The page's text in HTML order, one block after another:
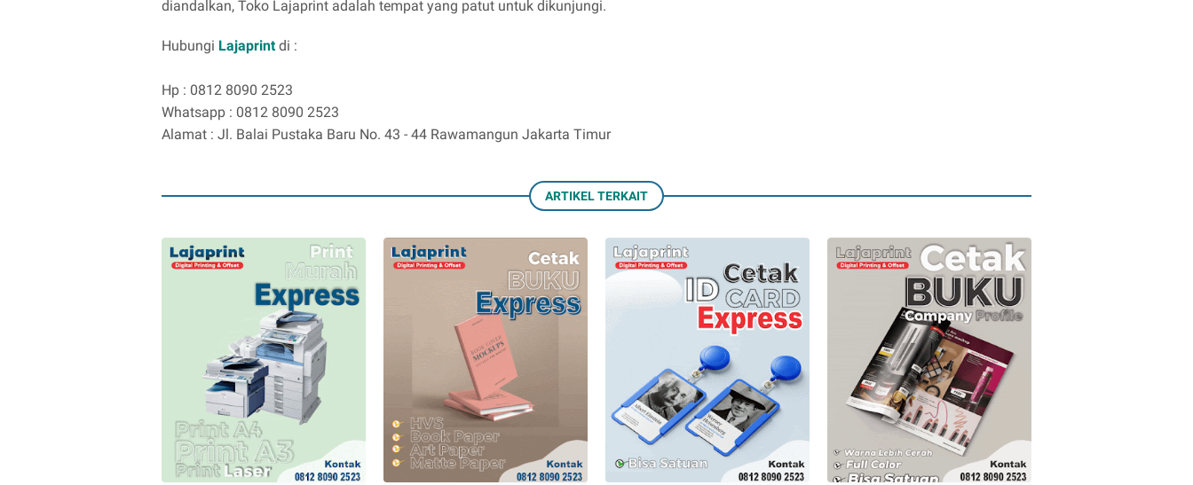
diandalkan, Toko Lajaprint adalah tempat yang patut untuk dikunjungi.
Hubungi Lajaprintdi :
Hp : 0812 8090 2523
Whatsapp : 0812 8090 2523
Alamat : Jl. Balai Pustaka Baru No. 43 - 44 Rawamangun Jakarta Timur
ARTIKEL TERKAIT